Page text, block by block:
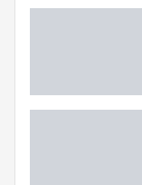
Kolor lotki
Kształt lotki